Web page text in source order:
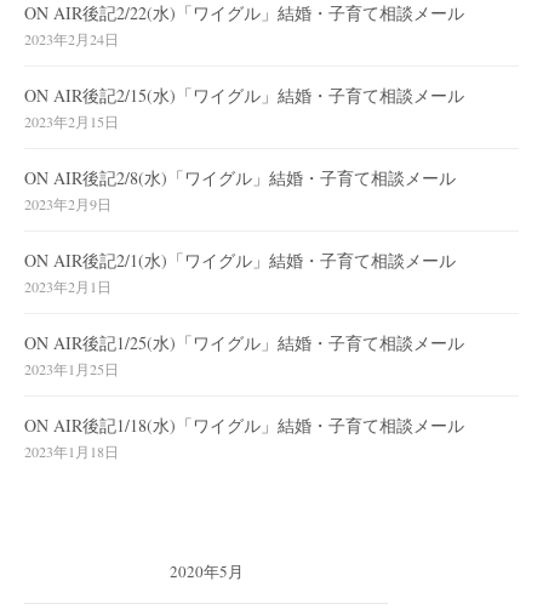
ON AIR後記2/22(水)「ワイグル」結婚・子育て相談メール
2023年2月24日
ON AIR後記2/15(水)「ワイグル」結婚・子育て相談メール
2023年2月15日
ON AIR後記2/8(水)「ワイグル」結婚・子育て相談メール
2023年2月9日
ON AIR後記2/1(水)「ワイグル」結婚・子育て相談メール
2023年2月1日
ON AIR後記1/25(水)「ワイグル」結婚・子育て相談メール
2023年1月25日
ON AIR後記1/18(水)「ワイグル」結婚・子育て相談メール
2023年1月18日
2020年5月